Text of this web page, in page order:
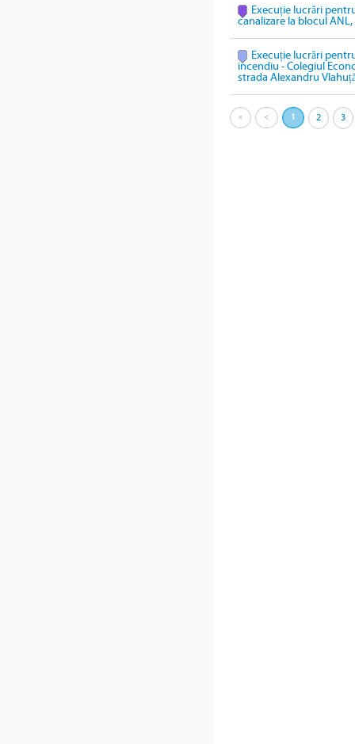
Execuție lucrări
canalizare la blocul
Execuție lucrări
incendiu - Colegiul
strada Alexandru
« < 1 2 3